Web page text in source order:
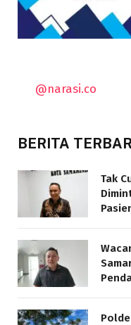
@narasi.co
BERITA
Tak